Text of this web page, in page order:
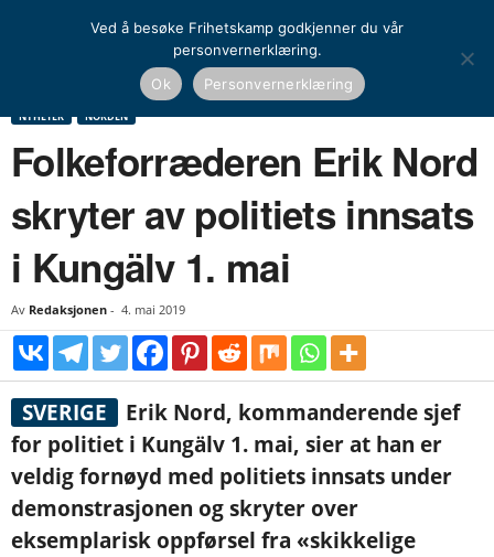
Norden
Folkeforræderen Erik Nord skryter av politiets innsats i
NYHETER NORDEN
Folkeforræderen Erik Nord
skryter av politiets innsats
i Kungälv 1. mai
Av Redaksjonen - 4. mai 2019
SVERIGE
Erik Nord, kommanderende sjef
for politiet i Kungälv 1. mai, sier at han er
veldig fornøyd med politiets innsats under
demonstrasjonen og skryter over
eksemplarisk oppførsel fra «skikkelige
Ved å besøke Frihetskamp godkjenner du vår
personvernerklæring.
Ok
Personvernerklæring